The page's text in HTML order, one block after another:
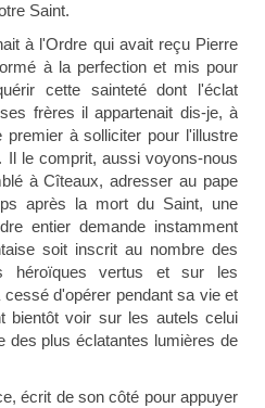
Saint.
à l'Ordre qui avait reçu Pierre
à la perfection et mis pour
cette sainteté dont l'éclat
frères il appartenait dis-je, à
à solliciter pour l'illustre
Il le comprit, aussi voyons-nous
à Cîteaux, adresser au pape
après la mort du Saint, une
entier demande instamment
soit inscrit au nombre des
héroïques vertus et sur les
d'opérer pendant sa vie et
bientôt voir sur les autels celui
des plus éclatantes lumières de
écrit de son côté pour appuyer